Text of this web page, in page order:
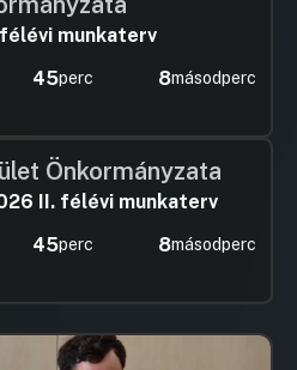
munkaterv
45perc 7másodperc
Önkormányzata
II. félévi munkaterv
45perc 7másodperc